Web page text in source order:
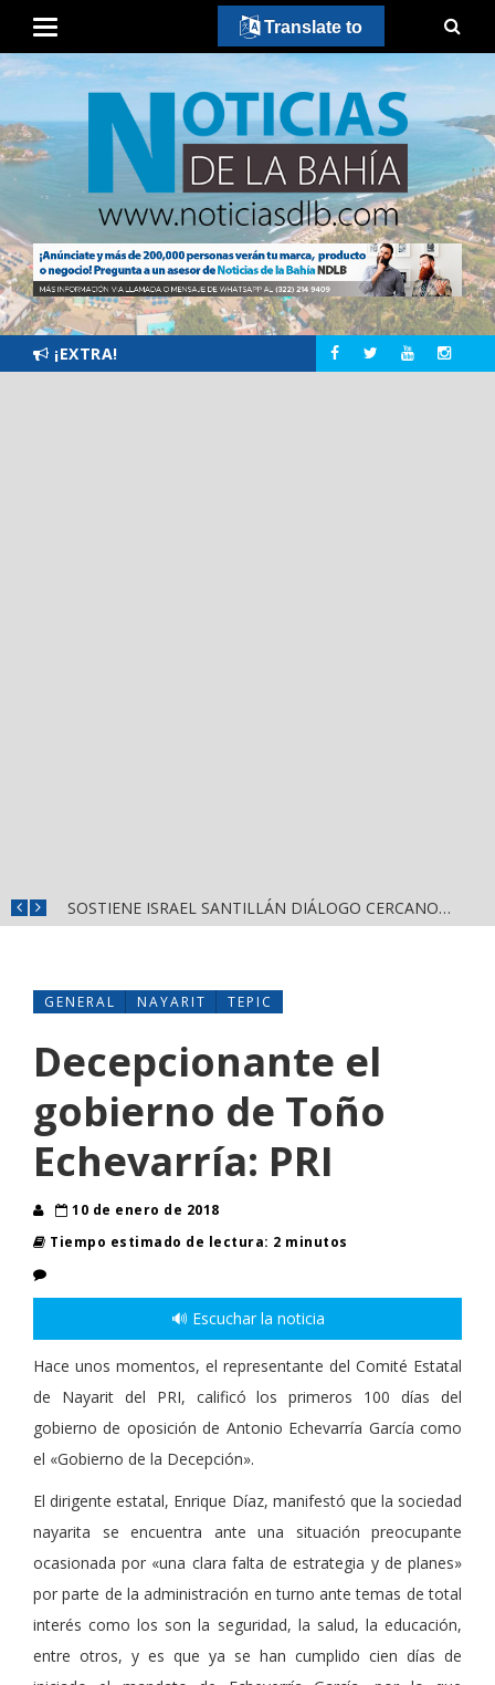
¡EXTRA!
SOSTIENE ISRAEL SANTILLÁN DIÁLOGO CERCANO CON HABITANTES DE LA CALLE 2 DE OCTUBRE
GENERAL NAYARIT TEPIC
Decepcionante el
gobierno de Toño
Echevarría: PRI
10 de enero de 2018
Tiempo estimado de lectura: 2 minutos
🔊 Escuchar la noticia
Hace unos momentos, el representante del Comité Estatal
de Nayarit del PRI, calificó los primeros 100 días del
gobierno de oposición de Antonio Echevarría García como
el «Gobierno de la Decepción».
El dirigente estatal, Enrique Díaz, manifestó que la sociedad
nayarita se encuentra ante una situación preocupante
ocasionada por «una clara falta de estrategia y de planes»
por parte de la administración en turno ante temas de total
interés como los son la seguridad, la salud, la educación,
entre otros, y es que ya se han cumplido cien días de
Translate to